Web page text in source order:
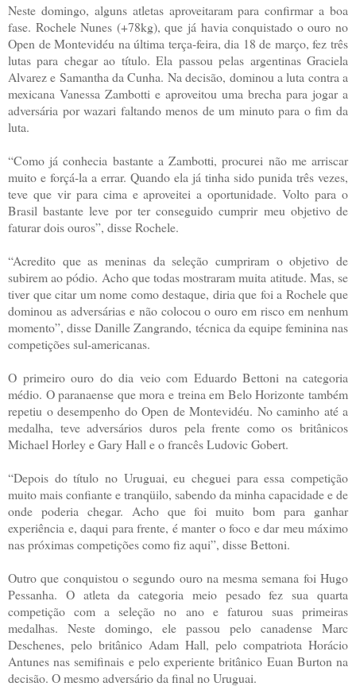
Neste domingo, alguns atletas aproveitaram para confirmar a boa
fase. Rochele Nunes (+78kg), que já havia conquistado o ouro no
Open de Montevidéu na última terça-feira, dia 18 de março, fez três
lutas para chegar ao título. Ela passou pelas argentinas Graciela
Alvarez e Samantha da Cunha. Na decisão, dominou a luta contra a
mexicana Vanessa Zambotti e aproveitou uma brecha para jogar a
adversária por wazari faltando menos de um minuto para o fim da
luta.
“Como já conhecia bastante a Zambotti, procurei não me arriscar
muito e forçá-la a errar. Quando ela já tinha sido punida três vezes,
teve que vir para cima e aproveitei a oportunidade. Volto para o
Brasil bastante leve por ter conseguido cumprir meu objetivo de
faturar dois ouros”, disse Rochele.
“Acredito que as meninas da seleção cumpriram o objetivo de
subirem ao pódio. Acho que todas mostraram muita atitude. Mas, se
tiver que citar um nome como destaque, diria que foi a Rochele que
dominou as adversárias e não colocou o ouro em risco em nenhum
momento”, disse Danille Zangrando, técnica da equipe feminina nas
competições sul-americanas.
O primeiro ouro do dia veio com Eduardo Bettoni na categoria
médio. O paranaense que mora e treina em Belo Horizonte também
repetiu o desempenho do Open de Montevidéu. No caminho até a
medalha, teve adversários duros pela frente como os britânicos
Michael Horley e Gary Hall e o francês Ludovic Gobert.
“Depois do título no Uruguai, eu cheguei para essa competição
muito mais confiante e tranqüilo, sabendo da minha capacidade e de
onde poderia chegar. Acho que foi muito bom para ganhar
experiência e, daqui para frente, é manter o foco e dar meu máximo
nas próximas competições como fiz aqui”, disse Bettoni.
Outro que conquistou o segundo ouro na mesma semana foi Hugo
Pessanha. O atleta da categoria meio pesado fez sua quarta
competição com a seleção no ano e faturou suas primeiras
medalhas. Neste domingo, ele passou pelo canadense Marc
Deschenes, pelo britânico Adam Hall, pelo compatriota Horácio
Antunes nas semifinais e pelo experiente britânico Euan Burton na
decisão. O mesmo adversário da final no Uruguai.